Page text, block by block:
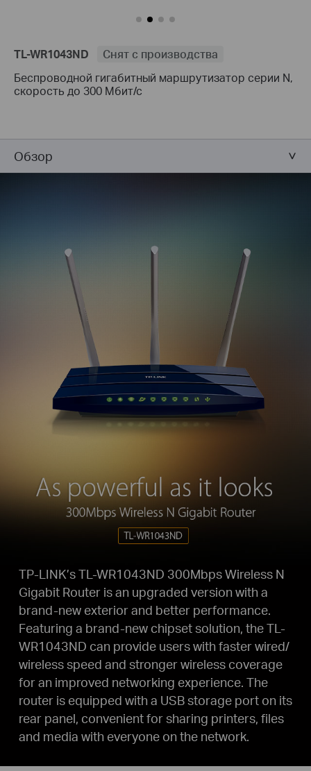
TL-WR1043ND
Снят с производства
Беспроводной гигабитный маршрутизатор серии N,
скорость до 300 Мбит/с
Обзор
TP-LINK’s TL-WR1043ND 300Mbps Wireless N
Gigabit Router is an upgraded version with a
brand-new exterior and better performance.
Featuring a brand-new chipset solution, the TL-
WR1043ND can provide users with faster wired/
wireless speed and stronger wireless coverage
for an improved networking experience. The
router is equipped with a USB storage port on its
rear panel, convenient for sharing printers, files
and media with everyone on the network.